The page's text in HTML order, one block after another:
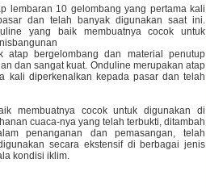
lembaran 10 gelombang yang pertama kali
dan telah banyak digunakan saat ini.
yang baik membuatnya cocok untuk
atap bergelombang dan material penutup
dan sangat kuat. Onduline merupakan atap
kali diperkenalkan kepada pasar dan telah
membuatnya cocok untuk digunakan di
cuaca-nya yang telah terbukti, ditambah
penanganan dan pemasangan, telah
secara ekstensif di berbagai jenis
kondisi iklim.